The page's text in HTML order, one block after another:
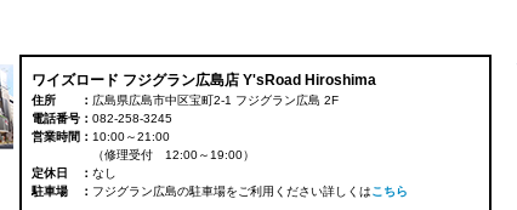
ワイズロード フジグラン広島店 Y'sRoad Hiroshima
住所
広島県広島市中区宝町2-1 フジグラン広島 2F
電話番号
082-258-3245
営業時間
10:00～21:00
（修理受付 12:00～19:00）
定休日
なし
駐車場
フジグラン広島の駐車場をご利用ください詳しくはこちら